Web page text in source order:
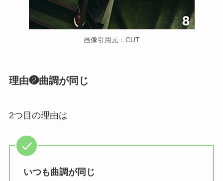
画像引用元：CUT
理由❷曲調が同じ
2つ目の理由は
いつも曲調が同じ